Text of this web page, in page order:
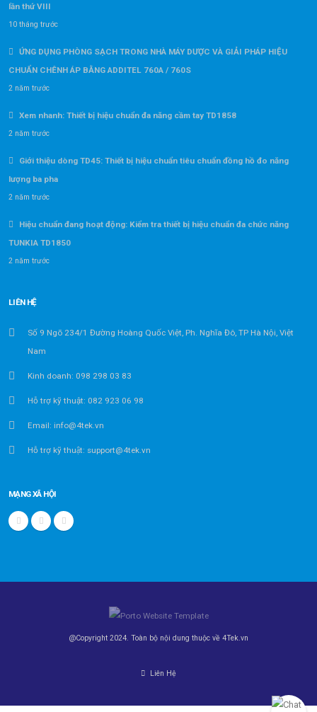
lần thứ VIII
10 tháng trước
ỨNG DỤNG PHÒNG SẠCH TRONG NHÀ MÁY DƯỢC VÀ GIẢI PHÁP HIỆU
CHUẨN CHÊNH ÁP BẰNG ADDITEL 760A / 760S
2 năm trước
Xem nhanh: Thiết bị hiệu chuẩn đa năng cầm tay TD1858
2 năm trước
Giới thiệu dòng TD45: Thiết bị hiệu chuẩn tiêu chuẩn đồng hồ đo năng
lượng ba pha
2 năm trước
Hiệu chuẩn đang hoạt động: Kiểm tra thiết bị hiệu chuẩn đa chức năng
TUNKIA TD1850
2 năm trước
LIÊN HỆ
Số 9 Ngõ 234/1 Đường Hoàng Quốc Việt, Ph. Nghĩa Đô, TP Hà Nội, Việt
Nam
Kinh doanh: 098 298 03 83
Hỗ trợ kỹ thuật: 082 923 06 98
Email: info@4tek.vn
Hỗ trợ kỹ thuật: support@4tek.vn
MẠNG XÃ HỘI
@Copyright 2024. Toàn bộ nội dung thuộc về 4Tek.vn
Liên Hệ